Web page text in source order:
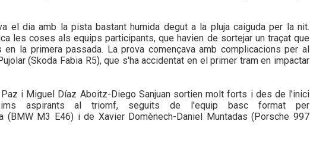
el dia amb la pista bastant humida degut a la pluja caiguda per la nit.
les coses als equips participants, que havien de sortejar un traçat que
la primera passada. La prova començava amb complicacions per al
(Skoda Fabia R5), que s'ha accidentat en el primer tram en impactar
i Miguel Díaz Aboitz-Diego Sanjuan sortien molt forts i des de l'inici
aspirants al triomf, seguits de l'equip basc format per
(BMW M3 E46) i de Xavier Domènech-Daniel Muntadas (Porsche 997